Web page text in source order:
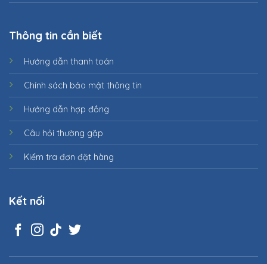
Thông tin cần biết
Hướng dẫn thanh toán
Chính sách bảo mật thông tin
Hướng dẫn hợp đồng
Câu hỏi thường gặp
Kiểm tra đơn đặt hàng
Kết nối